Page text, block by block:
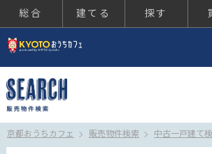
総合 建てる 探す
京都おうちカフェ 販売物件検索 中古一戸建て